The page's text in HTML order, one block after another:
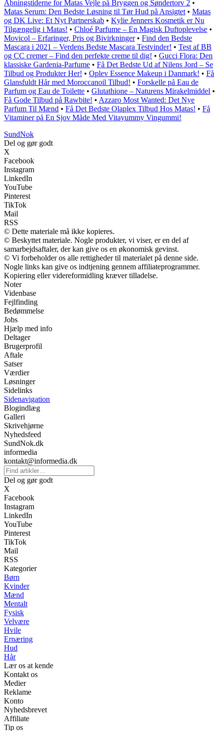
Åbningstiderne for Matas Vejle på Bryggen og Søndertorv 2 •
Matas Serum: Den Bedste Løsning til Tør Hud på Ansigtet • Matas
og DK Live: Et Nyt Partnerskab • Kylie Jenners Kosmetik er Nu
Tilgængelig i Matas! • Chloé Parfume – En Magisk Duftoplevelse •
Movicol – Erfaringer, Pris og Bivirkninger• Find den Bedste
Mascara i 2021 – Verdens Bedste Mascara Testvinder! • Test af BB
og CC cremer – Find den perfekte creme til dig! • Gucci Flora: Den
klassiske Gardenia-Parfume • Få Det Bedste Ud af Nilens Jord – Se
Tilbud og Produkter Her! • Oplev Essence Makeup i Danmark! • Få
Glansfuldt Hår med Moroccanoil Tilbud! • Forskelle på Eau de
Parfum og Eau de Toilette • Glutathione – Naturens Mirakelmiddel •
Få Gode Tilbud på Rawbite! • Azzaro Most Wanted: Det Nye
Parfum Til Mænd • Få Det Bedste Olaplex Tilbud Hos Matas! • Få
Vitaminer på En Sjov Måde Med Vitayummy Vingummi!
SundNok
Del og gør godt
X
Facebook
Instagram
LinkedIn
YouTube
Pinterest
TikTok
Mail
RSS
© Dette materiale må ikke kopieres.
© Beskyttet materiale. Nogle produkter, vi viser, er en del af
samarbejdsaftaler, der kan give os en økonomisk gevinst.
© Vi forbeholder os alle rettigheder til materialet på denne side.
Nogle links kan give os indtjening gennem affiliateprogrammer.
Kopiering eller videreformidling kræver tilladelse.
Noter
Videnbase
Fejlfinding
Bedømmelse
Jobs
Hjælp med info
Deltager
Brugerprofil
Aftale
Satser
Værdier
Løsninger
Sidelinks
Sidenavigation
Blogindlæg
Galleri
Skrivehjørne
Nyhedsfeed
SundNok.dk
informedia
kontakt@informedia.dk
Del og gør godt
X
Facebook
Instagram
LinkedIn
YouTube
Pinterest
TikTok
Mail
RSS
Kategorier
Børn
Kvinder
Mænd
Mentalt
Fysisk
Velvære
Hvile
Ernæring
Hud
Hår
Lær os at kende
Kontakt os
Medier
Reklame
Konto
Nyhedsbrevet
Affiliate
Tip os